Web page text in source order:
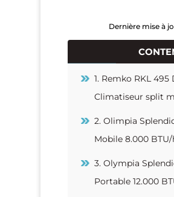
Dernière mise à
1. Remko RKL 495
Climatiseur split
2. Olimpia
Mobile 8.000
3. Olympia
Portable 12.000